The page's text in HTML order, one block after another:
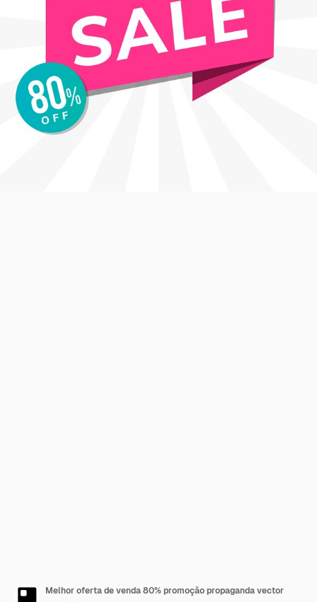
Melhor oferta de venda 80% promoção propaganda vector